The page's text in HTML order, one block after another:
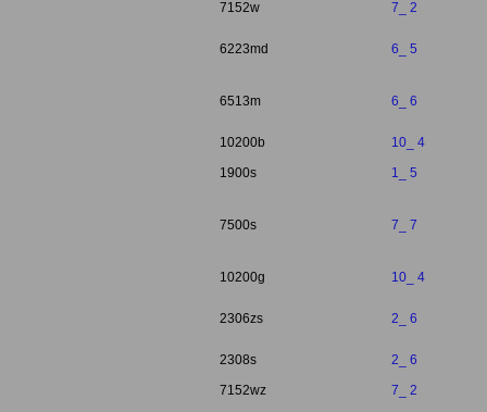
7152w 7_ 2
6223md 6_ 5
6513m 6_ 6
10200b
10_ 4
1900s
1_ 5
7500s 7_ 7
10200g 10_ 4
2306zs 2_ 6
2308s
2_ 6
7152wz
7_ 2